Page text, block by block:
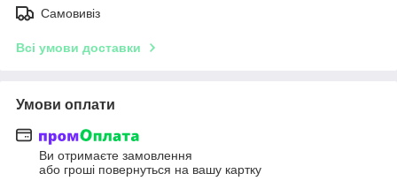
Самовивіз
Всі умови доставки
Умови оплати
Ви отримаєте замовлення
або гроші повернуться на вашу картку